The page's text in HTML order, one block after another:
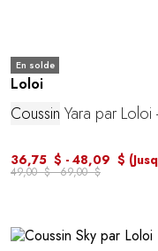
En solde
Loloi
Coussin Yara par
36,75 $ - 48,09 $
49,00 $ - 69,00 $